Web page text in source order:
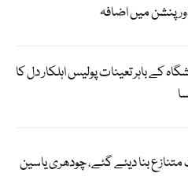
پنشن میں اضافہ
کے باہر تعینات پولیس اہلکار دل کا
متنازع بنا دیئے گئے، چودھری یاسین